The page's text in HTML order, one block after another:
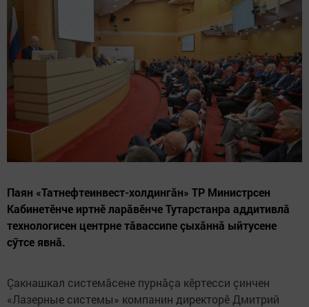
Паян «Татнефтеинвест-холдингăн» ТР Министрсен
Кабинетӗнче иртнӗ ларăвӗнче Тутарстанра аддитивлă
технологисен центрне тăвассипе çыхăннă ыйтусене
сӳтсе явнă.
Çакнашкал системăсене пурнăçа кӗртесси çинчен
«Лазерные системы» компанин директорӗ Дмитрий